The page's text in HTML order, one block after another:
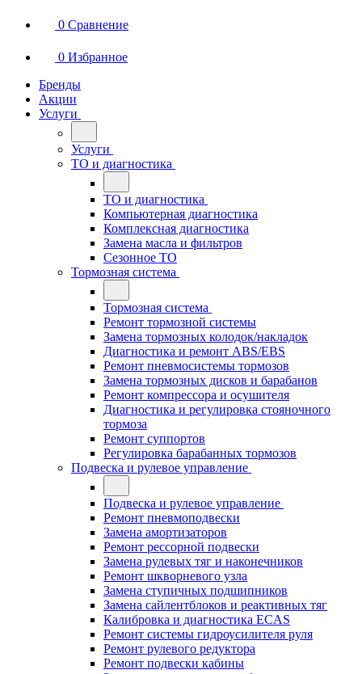
0 Сравнение
0 Избранное
Бренды
Акции
Услуги
Услуги
ТО и диагностика
ТО и диагностика
Компьютерная диагностика
Комплексная диагностика
Замена масла и фильтров
Сезонное ТО
Тормозная система
Тормозная система
Ремонт тормозной системы
Замена тормозных колодок/накладок
Диагностика и ремонт ABS/EBS
Ремонт пневмосистемы тормозов
Замена тормозных дисков и барабанов
Ремонт компрессора и осушителя
Диагностика и регулировка стояночного
тормоза
Ремонт суппортов
Регулировка барабанных тормозов
Подвеска и рулевое управление
Подвеска и рулевое управление
Ремонт пневмоподвески
Замена амортизаторов
Ремонт рессорной подвески
Замена рулевых тяг и наконечников
Ремонт шкворневого узла
Замена ступичных подшипников
Замена сайлентблоков и реактивных тяг
Калибровка и диагностика ECAS
Ремонт системы гидроусилителя руля
Ремонт рулевого редуктора
Ремонт подвески кабины